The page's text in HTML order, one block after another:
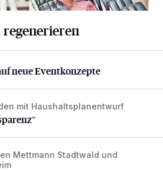
neue Eventkonzepte
neue Eventkonzepte
mit Haushaltsplanentwurf
der Regiobahn
Mettmann Stadtwald und